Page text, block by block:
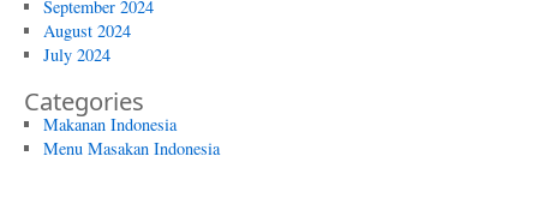
September 2024
August 2024
July 2024
Categories
Makanan Indonesia
Menu Masakan Indonesia